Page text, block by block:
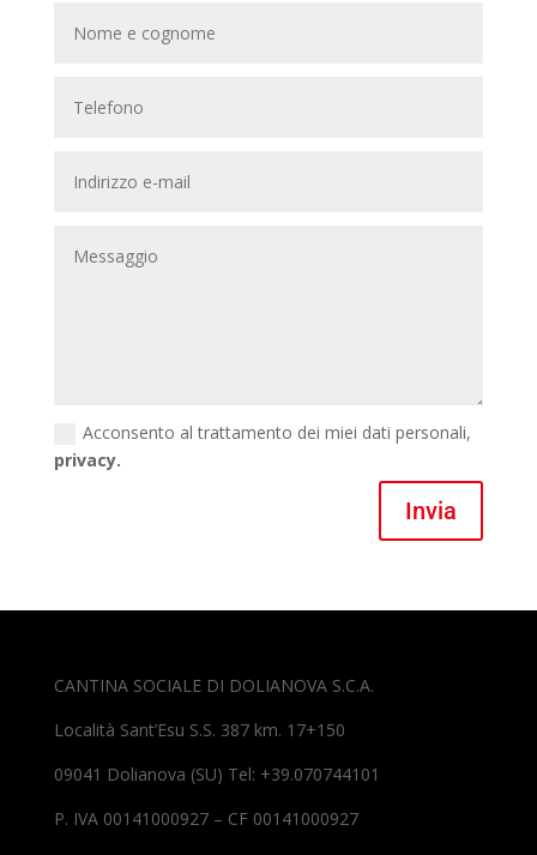
Acconsento al trattamento dei miei dati personali,
privacy.
Invia
CANTINA SOCIALE DI DOLIANOVA S.C.A.
Località Sant’Esu S.S. 387 km. 17+150
09041 Dolianova (SU) Tel: +39.070744101
P. IVA 00141000927 – CF 00141000927